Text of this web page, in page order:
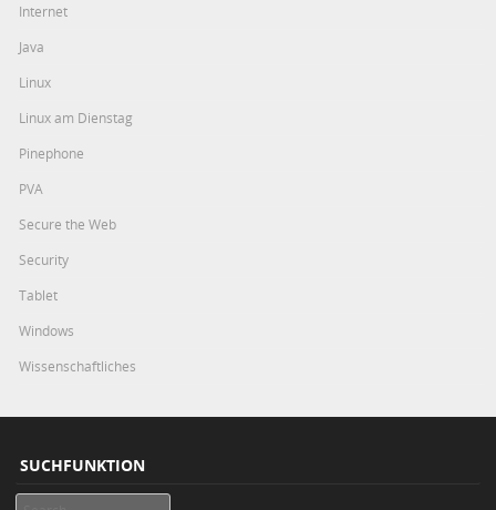
Internet
Java
Linux
Linux am Dienstag
Pinephone
PVA
Secure the Web
Security
Tablet
Windows
Wissenschaftliches
SUCHFUNKTION